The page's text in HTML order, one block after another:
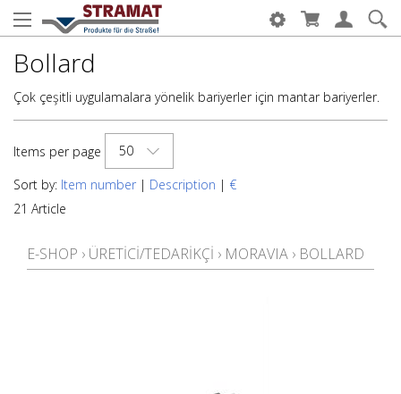
Bollard
Çok çeşitli uygulamalara yönelik bariyerler için mantar bariyerler.
Items per page
50
Sort by: Item number | Description | €
21 Article
E-SHOP › ÜRETICI/TEDARIKÇI › MORAVIA › BOLLARD